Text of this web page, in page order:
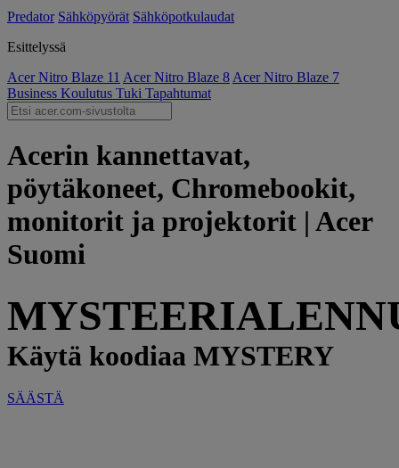
Predator Sähköpyörät Sähköpotkulaudat
Esittelyssä
Acer Nitro Blaze 11 Acer Nitro Blaze 8 Acer Nitro Blaze 7
Business Koulutus Tuki Tapahtumat
Acerin kannettavat,
pöytäkoneet, Chromebookit,
monitorit ja projektorit | Acer
Suomi
Käytä koodiaa MYSTERY
SÄÄSTÄ